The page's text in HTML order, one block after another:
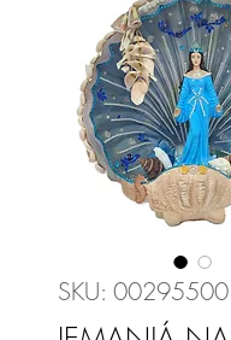
SKU: 00295500